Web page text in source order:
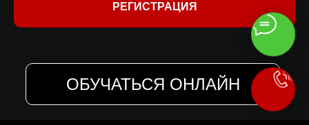
РЕГИСТРАЦИЯ
ОБУЧАТЬСЯ ОНЛАЙН